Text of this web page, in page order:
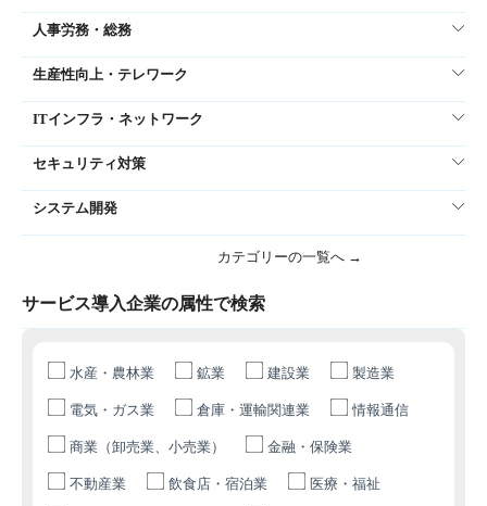
人事労務・総務
生産性向上・テレワーク
ITインフラ・ネットワーク
セキュリティ対策
システム開発
カテゴリーの一覧へ →
サービス導入企業の属性で検索
水産・農林業 鉱業 建設業 製造業
電気・ガス業 倉庫・運輸関連業 情報通信
商業（卸売業、小売業） 金融・保険業
不動産業 飲食店・宿泊業 医療・福祉